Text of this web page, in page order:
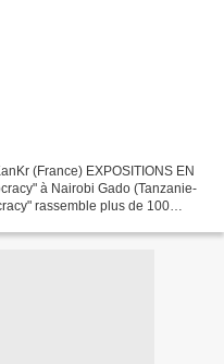
(France) EXPOSITIONS EN
à Nairobi Gado (Tanzanie-
rassemble plus de 100